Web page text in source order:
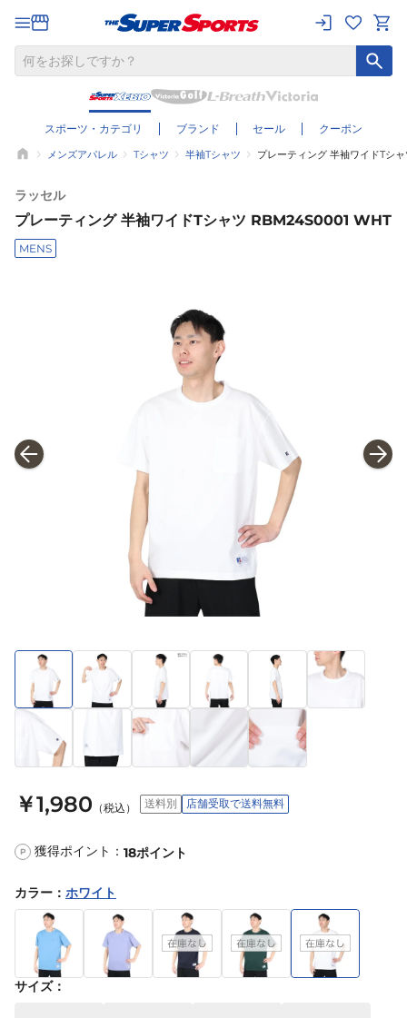
スポーツ・カテゴリ ブランド セール クーポン
メンズアパレル Tシャツ 半袖Tシャツ プレーティング 半袖ワイドTシ
ラッセル
プレーティング 半袖ワイドTシャツ RBM24S0001 WHT
MENS
￥1,980 （税込） 送料別 店舗受取で送料無料
P 獲得ポイント： 18ポイント
カラー ： ホワイト
サイズ：